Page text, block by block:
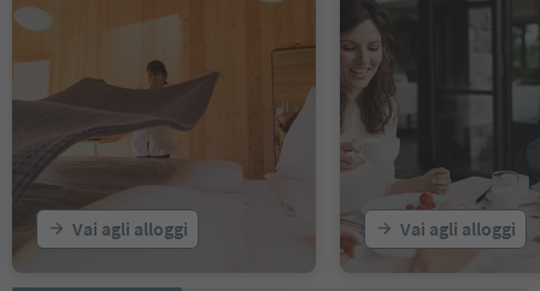
Vai agli alloggi Vai agli alloggi